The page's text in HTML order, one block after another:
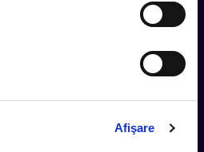
Afişare